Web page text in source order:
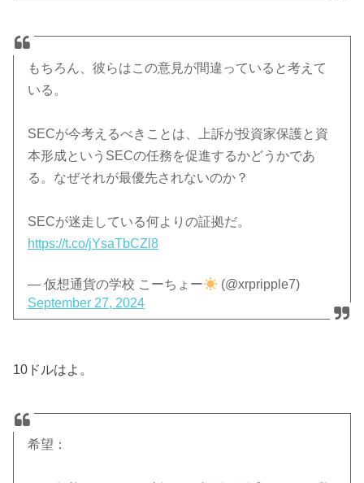
もちろん、彼らはこの意見が間違っていると考えて
いる。
SECが今考えるべきことは、上訴が投資家保護と資
本形成というSECの任務を促進するかどうかであ
る。なぜそれが最優先されないのか？
SECが迷走している何よりの証拠だ。
https://t.co/jYsaTbCZl8
— 仮想通貨の学校 こーちょー
(@xrpripple7)
September 27, 2024
10ドルはよ。
希望：